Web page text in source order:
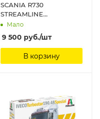
SCANIA R730
STREAMLINE
ShowTrucks
(10013160/300421/0255806,
ИТАЛИЯ ) Italeri 1/24
Мало
9 500 руб./шт
В корзину